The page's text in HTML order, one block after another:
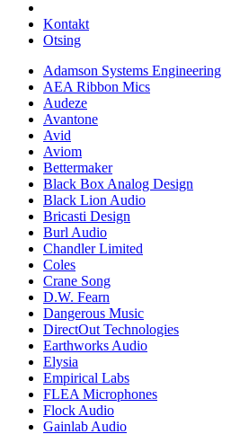
Kontakt
Otsing
Adamson Systems Engineering
AEA Ribbon Mics
Audeze
Avantone
Avid
Aviom
Bettermaker
Black Box Analog Design
Black Lion Audio
Bricasti Design
Burl Audio
Chandler Limited
Coles
Crane Song
D.W. Fearn
Dangerous Music
DirectOut Technologies
Earthworks Audio
Elysia
Empirical Labs
FLEA Microphones
Flock Audio
Gainlab Audio